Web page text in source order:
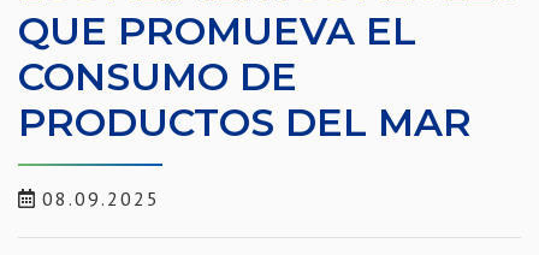
QUE PROMUEVA EL
CONSUMO DE
PRODUCTOS DEL MAR
08.09.2025